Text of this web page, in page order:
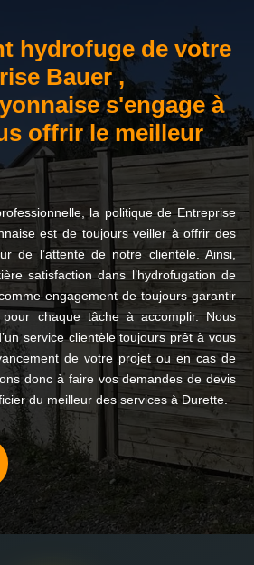
hydrofuge de votre
Bauer ,
s'engage à
offrir le meilleur
la politique de Entreprise
est de toujours veiller à offrir des
de l’attente de notre clientèle. Ainsi,
satisfaction dans l’hydrofugation de
engagement de toujours garantir
chaque tâche à accomplir. Nous
service clientèle toujours prêt à vous
de votre projet ou en cas de
donc à faire vos demandes de devis
du meilleur des services à Durette.